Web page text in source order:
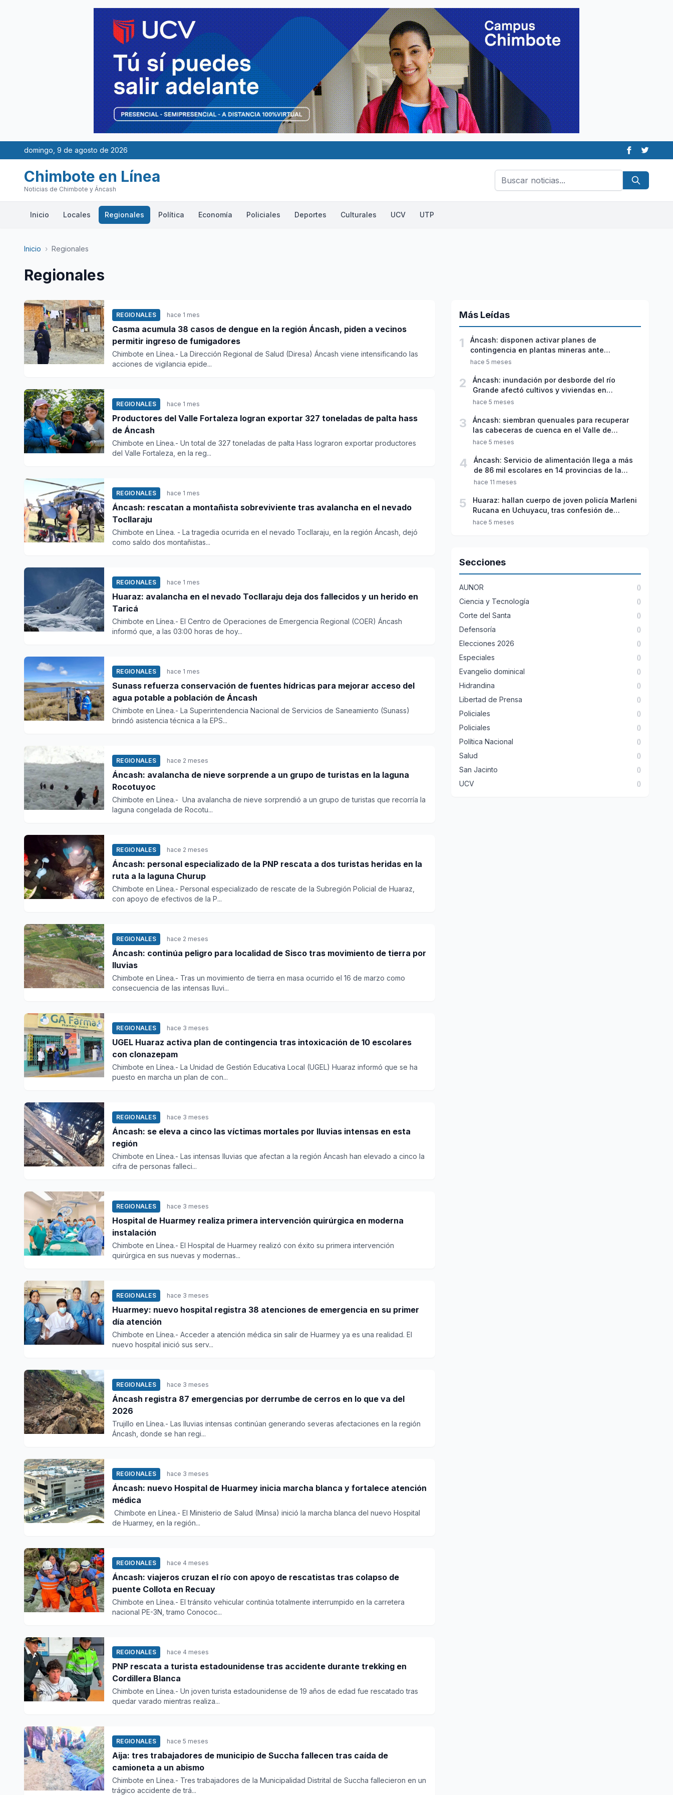
domingo, 9 de agosto de 2026
Chimbote en Línea
Noticias de Chimbote y Áncash
Inicio Locales Regionales Política Economía Policiales Deportes Culturales UCV UTP
Inicio › Regionales
Regionales
REGIONALES hace 1 mes
Casma acumula 38 casos de dengue en la región Áncash, piden a vecinos
permitir ingreso de fumigadores
Chimbote en Línea.- La Dirección Regional de Salud (Diresa) Áncash viene intensificando las
acciones de vigilancia epide...
REGIONALES hace 1 mes
Productores del Valle Fortaleza logran exportar 327 toneladas de palta hass
de Áncash
Chimbote en Línea.- Un total de 327 toneladas de palta Hass lograron exportar productores
del Valle Fortaleza, en la reg...
REGIONALES hace 1 mes
Áncash: rescatan a montañista sobreviviente tras avalancha en el nevado
Tocllaraju
Chimbote en Línea. - La tragedia ocurrida en el nevado Tocllaraju, en la región Áncash, dejó
como saldo dos montañistas...
REGIONALES hace 1 mes
Huaraz: avalancha en el nevado Tocllaraju deja dos fallecidos y un herido en
Taricá
Chimbote en Línea.- El Centro de Operaciones de Emergencia Regional (COER) Áncash
informó que, a las 03:00 horas de hoy...
REGIONALES hace 1 mes
Sunass refuerza conservación de fuentes hídricas para mejorar acceso del
agua potable a población de Áncash
Chimbote en Línea.- La Superintendencia Nacional de Servicios de Saneamiento (Sunass)
brindó asistencia técnica a la EPS...
REGIONALES hace 2 meses
Áncash: avalancha de nieve sorprende a un grupo de turistas en la laguna
Rocotuyoc
Chimbote en Línea.- Una avalancha de nieve sorprendió a un grupo de turistas que recorría la
laguna congelada de Rocotu...
REGIONALES hace 2 meses
Áncash: personal especializado de la PNP rescata a dos turistas heridas en la
ruta a la laguna Churup
Chimbote en Línea.- Personal especializado de rescate de la Subregión Policial de Huaraz,
con apoyo de efectivos de la P...
REGIONALES hace 2 meses
Áncash: continúa peligro para localidad de Sisco tras movimiento de tierra por
lluvias
Chimbote en Línea.- Tras un movimiento de tierra en masa ocurrido el 16 de marzo como
consecuencia de las intensas lluvi...
REGIONALES hace 3 meses
UGEL Huaraz activa plan de contingencia tras intoxicación de 10 escolares
con clonazepam
Chimbote en Línea.- La Unidad de Gestión Educativa Local (UGEL) Huaraz informó que se ha
puesto en marcha un plan de con...
REGIONALES hace 3 meses
Áncash: se eleva a cinco las víctimas mortales por lluvias intensas en esta
región
Chimbote en Línea.- Las intensas lluvias que afectan a la región Áncash han elevado a cinco la
cifra de personas falleci...
REGIONALES hace 3 meses
Hospital de Huarmey realiza primera intervención quirúrgica en moderna
instalación
Chimbote en Línea.- El Hospital de Huarmey realizó con éxito su primera intervención
quirúrgica en sus nuevas y modernas...
REGIONALES hace 3 meses
Huarmey: nuevo hospital registra 38 atenciones de emergencia en su primer
día atención
Chimbote en Línea.- Acceder a atención médica sin salir de Huarmey ya es una realidad. El
nuevo hospital inició sus serv...
REGIONALES hace 3 meses
Áncash registra 87 emergencias por derrumbe de cerros en lo que va del
2026
Trujillo en Línea.- Las lluvias intensas continúan generando severas afectaciones en la región
Áncash, donde se han regi...
REGIONALES hace 3 meses
Áncash: nuevo Hospital de Huarmey inicia marcha blanca y fortalece atención
médica
Chimbote en Línea.- El Ministerio de Salud (Minsa) inició la marcha blanca del nuevo Hospital
de Huarmey, en la región...
REGIONALES hace 4 meses
Áncash: viajeros cruzan el río con apoyo de rescatistas tras colapso de
puente Collota en Recuay
Chimbote en Línea.- El tránsito vehicular continúa totalmente interrumpido en la carretera
nacional PE-3N, tramo Conococ...
REGIONALES hace 4 meses
PNP rescata a turista estadounidense tras accidente durante trekking en
Cordillera Blanca
Chimbote en Línea.- Un joven turista estadounidense de 19 años de edad fue rescatado tras
quedar varado mientras realiza...
REGIONALES hace 5 meses
Aija: tres trabajadores de municipio de Succha fallecen tras caída de
camioneta a un abismo
Chimbote en Línea.- Tres trabajadores de la Municipalidad Distrital de Succha fallecieron en un
trágico accidente de trá...
Más Leídas
1
Áncash: disponen activar planes de
contingencia en plantas mineras ante
emergencias
hace 5 meses
2
Áncash: inundación por desborde del río
Grande afectó cultivos y viviendas en
Pariacoto
hace 5 meses
3
Áncash: siembran quenuales para recuperar
las cabeceras de cuenca en el Valle de
Fortaleza
hace 5 meses
4
Áncash: Servicio de alimentación llega a más
de 86 mil escolares en 14 provincias de la
región
hace 11 meses
5
Huaraz: hallan cuerpo de joven policía Marleni
Rucana en Uchuyacu, tras confesión de
implicado
hace 5 meses
Secciones
AUNOR ()
Ciencia y Tecnología ()
Corte del Santa ()
Defensoría ()
Elecciones 2026 ()
Especiales ()
Evangelio dominical ()
Hidrandina ()
Libertad de Prensa ()
Policiales ()
Policiales ()
Política Nacional ()
Salud ()
San Jacinto ()
UCV ()